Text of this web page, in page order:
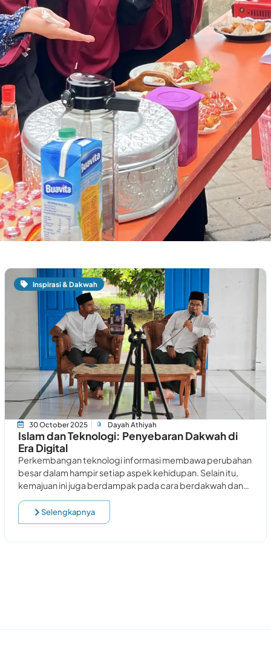
Inspirasi & Dakwah
30 October 2025 Dayah Athiyah
Islam dan Teknologi: Penyebaran Dakwah di
Era Digital
Perkembangan teknologi informasi membawa perubahan
besar dalam hampir setiap aspek kehidupan. Selain itu,
kemajuan ini juga berdampak pada cara berdakwah dan
penyebaran Islam di masyarakat.
Selengkapnya